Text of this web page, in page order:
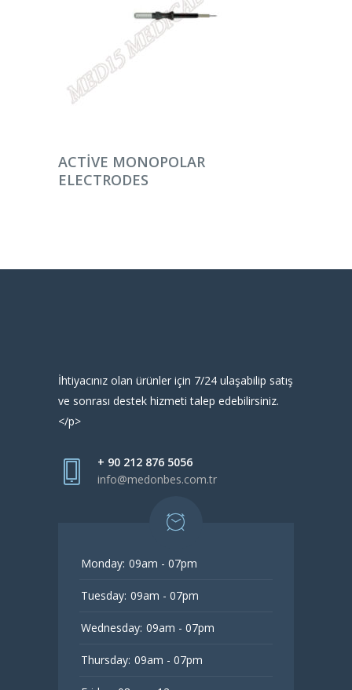
DEVAMINI OKU
ACTIVE MONOPOLAR
ELECTRODES
İhtiyacınız olan ürünler için 7/24 ulaşabilip satış
ve sonrası destek hizmeti talep edebilirsiniz.
</p>
+ 90 212 876 5056
info@medonbes.com.tr
Monday: 09am - 07pm
Tuesday: 09am - 07pm
Wednesday: 09am - 07pm
Thursday: 09am - 07pm